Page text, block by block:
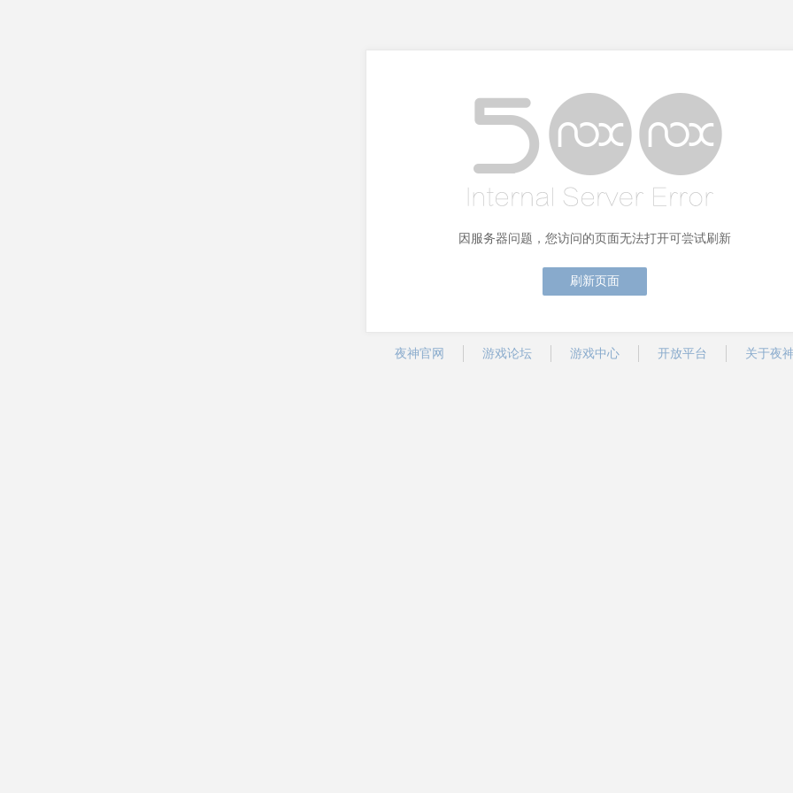
因服务器问题，您访问的页面无法打开可尝试刷新
刷新页面
夜神官网 游戏论坛 游戏中心 开放平台 关于夜